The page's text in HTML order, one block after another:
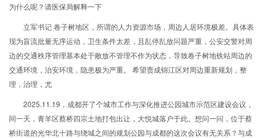
为什么呢？请医保局解释一下
立军书记 卷子树地区，所谓的人力资源市场，周边人居环境极差。具体表
现为盲流批量无序运动，卫生条件太差，且乱停乱放问题严重，公安交警对周
边的交通秩序管理基本处于敞放不管理不作为状态，导致卷子树地铁站周边的
交通环境，治安环境，隐患极为严重。 希望责成锦江区对周边重新规划，整
理，治理，尤
2025.11.19，成都开了个城市工作与深化推进公园城市示范区建设会议，
同一天，青羊区蔡桥四宗土地打包出让，大悦城落户于此。想问一问，位于蔡
桥街道的光华北十路与绕城之间的规划公园与成都的这次会议有无关系？与成